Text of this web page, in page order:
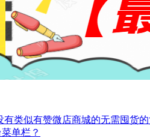
有类似有赞微店商城的无需囤货的
单栏？